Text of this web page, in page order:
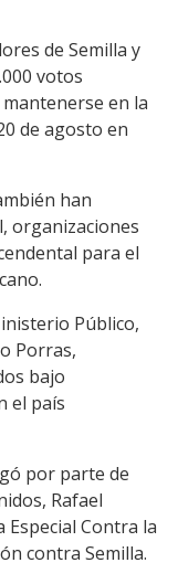
de Semilla y
votos
en la
de agosto en
han
organizaciones
para el
Público,
Porras,
bajo
el país
por parte de
Rafael
Especial Contra la
contra Semilla.